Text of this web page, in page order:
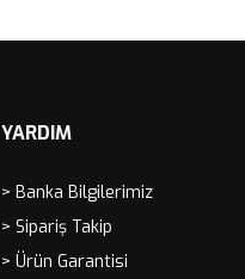
YARDIM
> Banka Bilgilerimiz
> Sipariş Takip
> Ürün Garantisi